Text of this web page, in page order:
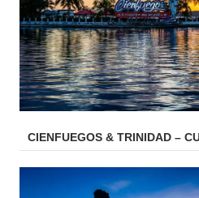
CIENFUEGOS & TRINIDAD –